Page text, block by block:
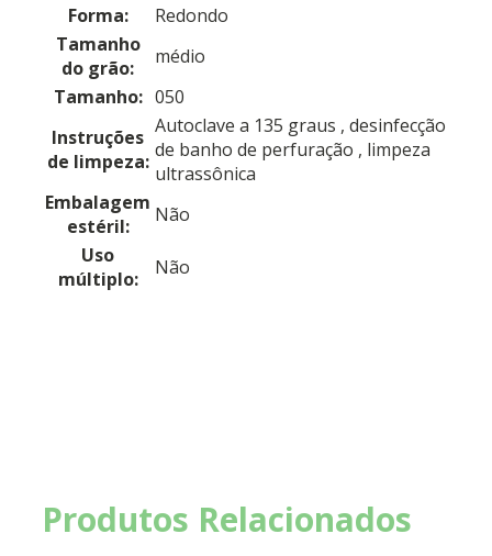
Forma:
Redondo
Tamanho
do grão:
médio
Tamanho: 050
Instruções
de limpeza:
Autoclave a 135 graus , desinfecção
de banho de perfuração , limpeza
ultrassônica
Embalagem
estéril:
Não
Uso
múltiplo:
Não
Produtos Relacionados